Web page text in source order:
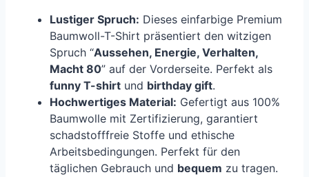
Lustiger Spruch: Dieses einfarbige Premium
Baumwoll-T-Shirt präsentiert den witzigen
Spruch “Aussehen, Energie, Verhalten,
Macht 80” auf der Vorderseite. Perfekt als
funny T-shirt und birthday gift.
Hochwertiges Material: Gefertigt aus 100%
Baumwolle mit Zertifizierung, garantiert
schadstofffreie Stoffe und ethische
Arbeitsbedingungen. Perfekt für den
täglichen Gebrauch und bequem zu tragen.